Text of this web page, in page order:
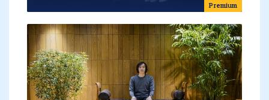
Premium